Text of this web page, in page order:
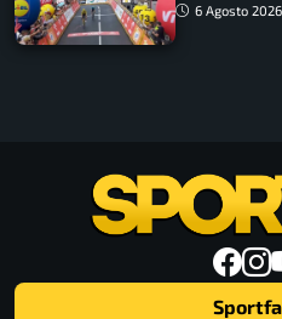
tappa6 Agosto 2026